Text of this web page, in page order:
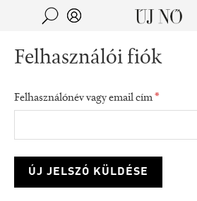
Jump to navigation
Felhasználói fiók
Felhasználónév vagy email cím*
consumption